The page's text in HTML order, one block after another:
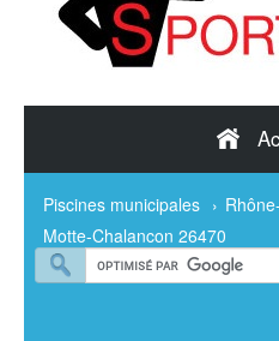
Piscines municipales ›
Motte-Chalancon 26470